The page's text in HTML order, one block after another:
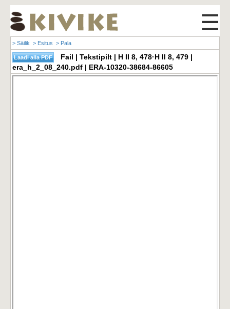
☰
> Säilik > Esitus > Pala
Fail | Tekstipilt | H II 8, 478·H II 8, 479 |
era_h_2_08_240.pdf | ERA-10320-38684-86605